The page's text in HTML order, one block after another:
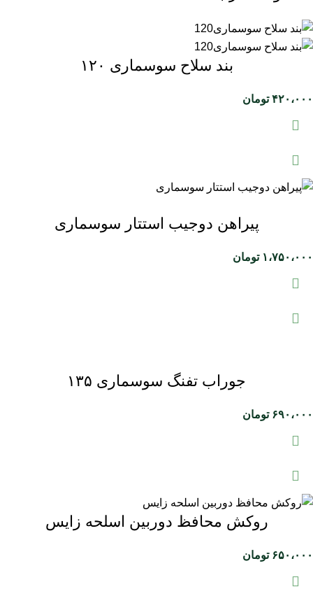
بند سلاح سوسماری ۱۲۰
۴۲۰،۰۰۰ تومان
پیراهن دوجیب استتار سوسماری
۱،۷۵۰،۰۰۰ تومان
جوراب تفنگ سوسماری ۱۳۵
۶۹۰،۰۰۰ تومان
روکش محافظ دوربین اسلحه زایس
۶۵۰،۰۰۰ تومان